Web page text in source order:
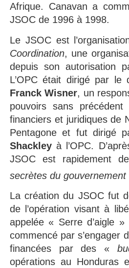
Afrique. Canavan a
JSOC de 1996 à 1998.
Le JSOC est
Coordination, une
depuis son autorisation
L’OPC était dirigé par
Franck Wisner, un
pouvoirs sans
financiers et juridiques de
Pentagone et fut dirigé
Shackley à l’OPC.
JSOC est rapidement
secrètes du gouvernement
La création du JSOC fut
de l’opération visant à
appelée « Serre d’aigle »
commencé par s’engager
financées par des «
opérations au Honduras